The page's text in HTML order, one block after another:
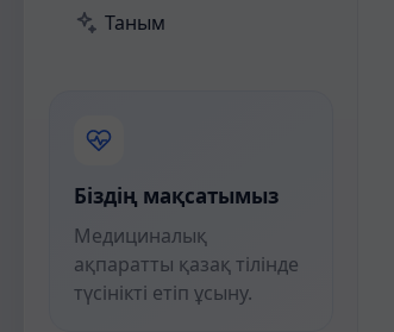
Таным
Біздің мақсатымыз
Медициналық
ақпаратты қазақ тілінде
түсінікті етіп ұсыну.